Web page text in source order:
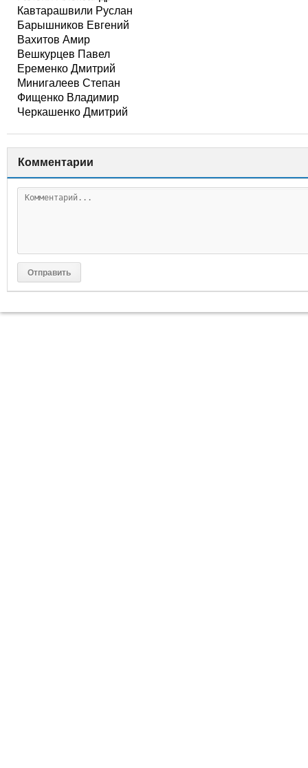
Кавтарашвили Руслан
Барышников Евгений
Вахитов Амир
Вешкурцев Павел
Еременко Дмитрий
Минигалеев Степан
Фищенко Владимир
Черкашенко Дмитрий
Комментарии